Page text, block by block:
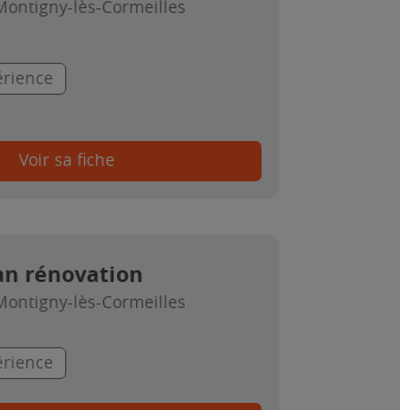
lès-Cormeilles
Voir sa fiche
rénovation
lès-Cormeilles